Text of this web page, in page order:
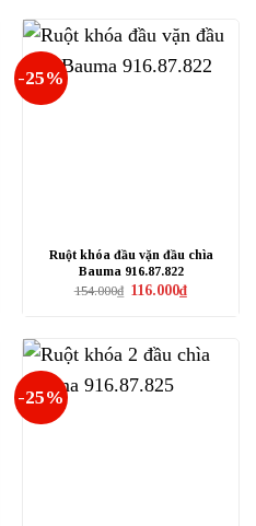
-25%
Ruột khóa đầu vặn đầu chìa
Bauma 916.87.822
154.000₫ Giá
116.000₫Giá
hiện
-25%